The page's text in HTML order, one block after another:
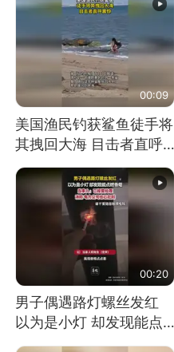
00:09
美国渔民钓获鲨鱼徒手将
其拽回大海 目击者直呼
震惊 （视频来源：参考
消息）
00:20
男子偶遇路灯螺丝发红
以为是小灯 却发现能点
燃香烟 当事人：已报警